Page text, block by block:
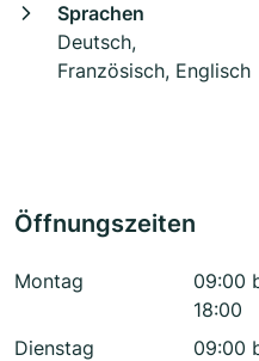
Sprachen
Deutsch,
Französisch, Englisch
Öffnungszeiten
Montag
09:00
18:00
Dienstag
09:00